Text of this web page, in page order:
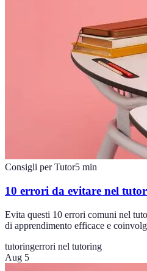
Consigli per Tutor5 min
10 errori da evitare nel
Evita questi 10 errori comuni nel
di apprendimento efficace e
tutoringerrori nel tutoring
Aug 5